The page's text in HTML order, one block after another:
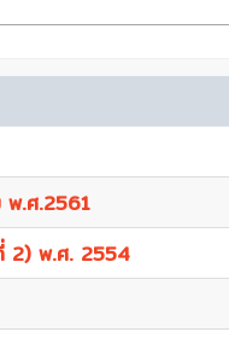
บริหาร
พ.ศ.2561
2) พ.ศ. 2554